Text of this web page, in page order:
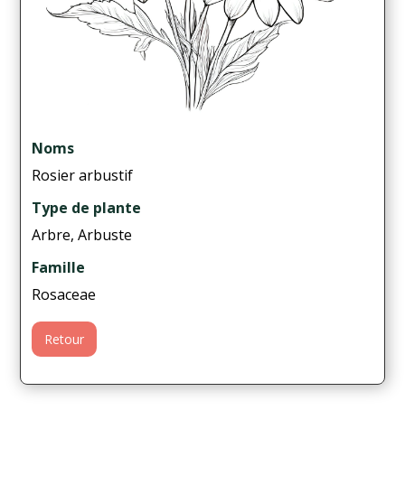
Noms
Rosier arbustif
Type de plante
Arbre, Arbuste
Famille
Rosaceae
Retour